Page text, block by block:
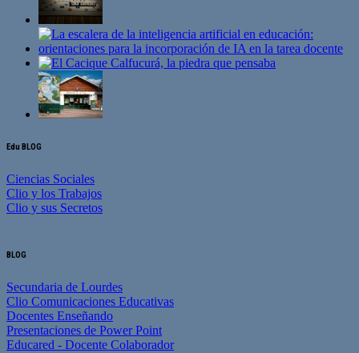
Edu BLOG
Ciencias Sociales
Clio y los Trabajos
Clio y sus Secretos
BLOG
Secundaria de Lourdes
Clio Comunicaciones Educativas
Docentes Enseñando
Presentaciones de Power Point
Educared - Docente Colaborador